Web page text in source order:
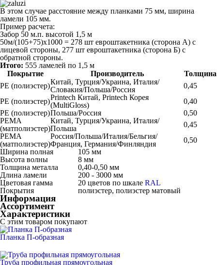
В этом случае расстояние между планками 75 мм, ширина
ламели 105 мм.
Пример расчета:
Забор 50 м.п. высотой 1,5 м
50м/(105+75)х1000 = 278 шт евроштакетника (сторона А) с
лицевой стороны, 277 шт евроштакетника (сторона Б) с
обратной стороны.
Итого: 555 ламелей по 1,5 м
Покрытие
Производитель
Толщина
РЕ (полиэстер)Китай, Турция/Украина, Италия/
Словакия/Польша/Россия
0,45
РЕ (полиэстер)Printech Китай, Printech Корея
(MultiGloss)
0,40
РЕ (полиэстер)Польша/Россия
0,50
РЕМА
(матполиэстер)
Китай, Турция/Украина, Италия/
Польша
0,45
РЕМА
(матполиэстер)
Россия/Польша/Италия/Бельгия/
Франция, Германия/Финляндия
0,50
Ширина полная
105 мм
Высота волны
8 мм
Толщина металла
0,40-0,50 мм
Длина ламели
200 - 3000 мм
Цветовая гамма
20 цветов по шкале RAL
Покрытия
полиэстер, полиэстер матовый
Информация
Ассортимент
Характеристики
С этим товаром покупают
Планка П-образная
Труба профильная прямоугольная